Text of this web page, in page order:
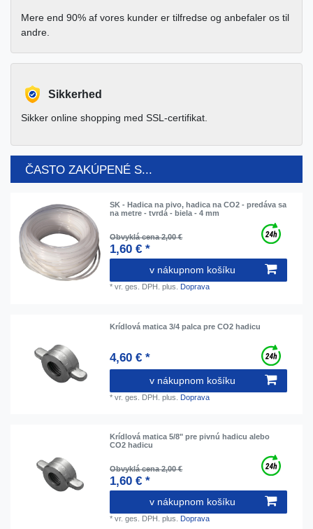
Mere end 90% af vores kunder er tilfredse og anbefaler os til
andre.
Sikkerhed
Sikker online shopping med SSL-certifikat.
ČASTO ZAKÚPENÉ S...
SK - Hadica na pivo, hadica na CO2 - predáva sa
na metre - tvrdá - biela - 4 mm
Obvyklá cena 2,00 €
1,60 € *
v nákupnom košíku
*vr. ges. DPH. plus. Doprava
Krídlová matica 3/4 palca pre CO2 hadicu
4,60 € *
v nákupnom košíku
*vr. ges. DPH. plus. Doprava
Krídlová matica 5/8" pre pivnú hadicu alebo
CO2 hadicu
Obvyklá cena 2,00 €
1,60 € *
v nákupnom košíku
*vr. ges. DPH. plus. Doprava